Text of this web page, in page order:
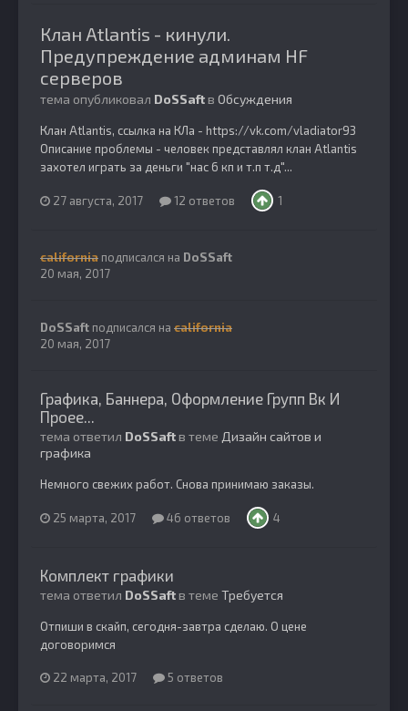
Клан Atlantis - кинули.
Предупреждение админам HF
серверов
тема опубликовал DoSSaftв Обсуждения
Клан Atlantis, ссылка на КЛа - https://vk.com/vladiator93
Описание проблемы - человек представлял клан Atlantis
захотел играть за деньги "нас 6 кп и т.п т.д"...
27 августа, 2017 12 ответов 1
california подписался на DoSSaft
20 мая, 2017
DoSSaft подписался на california
20 мая, 2017
Графика, Баннера, Оформление Групп Вк И
Проее...
тема ответил DoSSaftв теме Дизайн сайтов и
графика
Немного свежих работ. Снова принимаю заказы.
25 марта, 2017 46 ответов 4
Комплект графики
тема ответил DoSSaftв теме Требуется
Отпиши в скайп, сегодня-завтра сделаю. О цене
договоримся
22 марта, 2017 5 ответов